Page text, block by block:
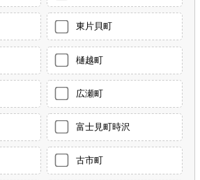
東片貝町
樋越町
広瀬町
富士見町時沢
古市町